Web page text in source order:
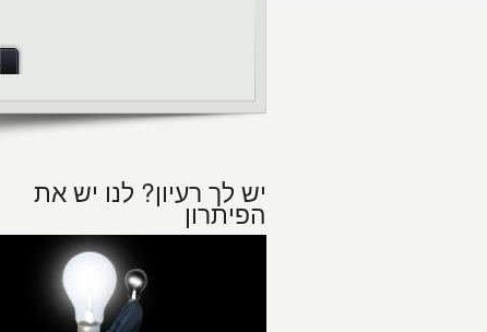
יש לך רעיון? לנו יש את
הפיתרון